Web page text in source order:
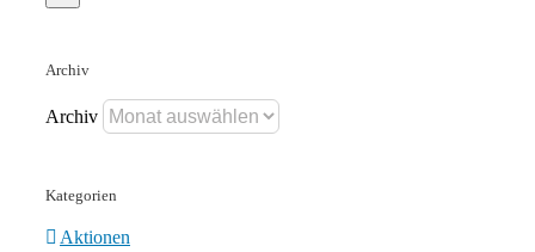
Archiv
Archiv
Kategorien
Aktionen